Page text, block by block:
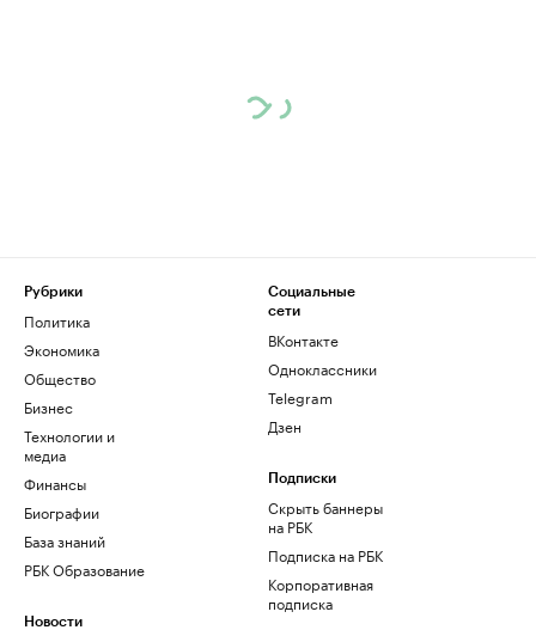
Рубрики
Политика
Экономика
Общество
Бизнес
Технологии и
медиа
Финансы
Биографии
База знаний
РБК Образование
Новости
Социальные
сети
ВКонтакте
Одноклассники
Telegram
Дзен
Подписки
Скрыть баннеры
на РБК
Подписка на РБК
Корпоративная
подписка